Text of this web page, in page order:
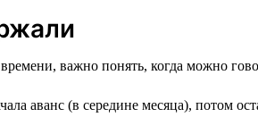
важно понять, когда можно
аванс (в середине месяца), потом